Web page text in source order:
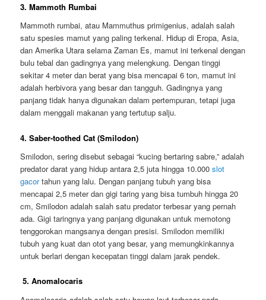
3. Mammoth Rumbai
Mammoth rumbai, atau Mammuthus primigenius, adalah salah
satu spesies mamut yang paling terkenal. Hidup di Eropa, Asia,
dan Amerika Utara selama Zaman Es, mamut ini terkenal dengan
bulu tebal dan gadingnya yang melengkung. Dengan tinggi
sekitar 4 meter dan berat yang bisa mencapai 6 ton, mamut ini
adalah herbivora yang besar dan tangguh. Gadingnya yang
panjang tidak hanya digunakan dalam pertempuran, tetapi juga
dalam menggali makanan yang tertutup salju.
4. Saber-toothed Cat (Smilodon)
Smilodon, sering disebut sebagai “kucing bertaring sabre,” adalah
predator darat yang hidup antara 2,5 juta hingga 10.000slot
gacortahun yang lalu. Dengan panjang tubuh yang bisa
mencapai 2,5 meter dan gigi taring yang bisa tumbuh hingga 20
cm, Smilodon adalah salah satu predator terbesar yang pernah
ada. Gigi taringnya yang panjang digunakan untuk memotong
tenggorokan mangsanya dengan presisi. Smilodon memiliki
tubuh yang kuat dan otot yang besar, yang memungkinkannya
untuk berlari dengan kecepatan tinggi dalam jarak pendek.
5. Anomalocaris